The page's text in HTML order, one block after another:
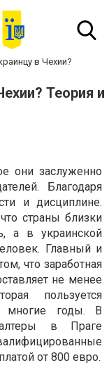
в Чехии?
Теория и
они заслуженно
Благодаря
и дисциплине.
страны близки
а в украинской
Главный и
что заработная
не менее
пользуется
многие годы. В
в Праге
от 800 евро.